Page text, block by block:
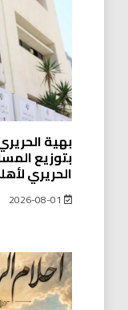
بهية
بتوزيع
الحريري